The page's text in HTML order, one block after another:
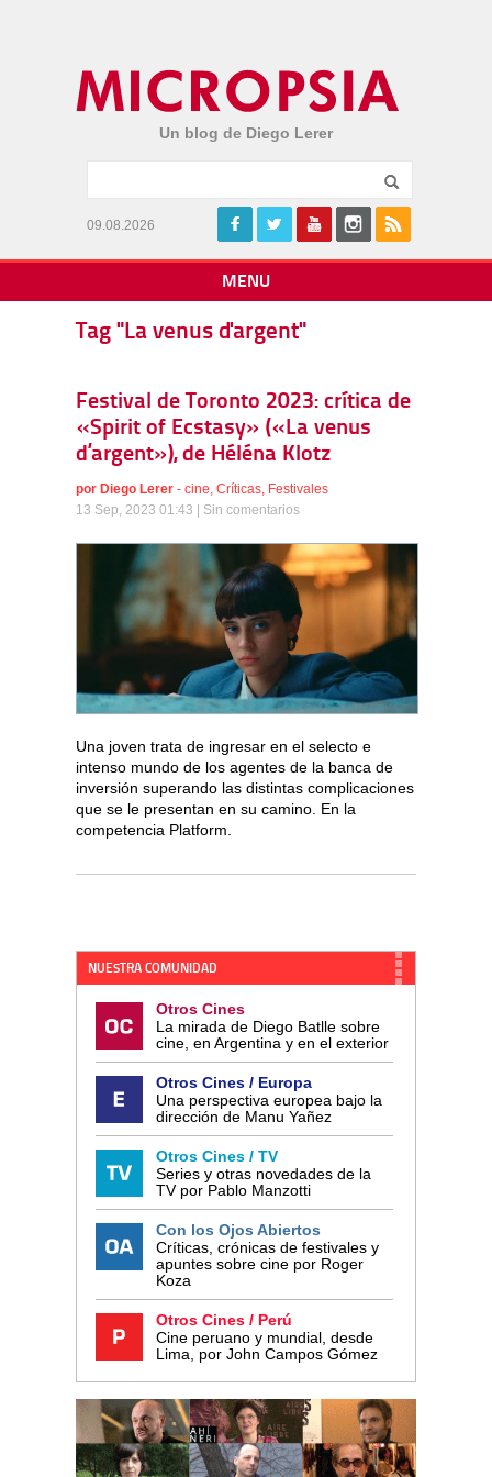
Un blog de Diego Lerer
09.08.2026
MENU
Tag "La venus d'argent"
Festival de Toronto 2023: crítica de
«Spirit of Ecstasy» («La venus
d’argent»), de Héléna Klotz
por Diego Lerer - cine, Críticas, Festivales
13 Sep, 2023 01:43 | Sin comentarios
Una joven trata de ingresar en el selecto e
intenso mundo de los agentes de la banca de
inversión superando las distintas complicaciones
que se le presentan en su camino. En la
competencia Platform.
NUESTRA COMUNIDAD
Otros Cines
La mirada de Diego Batlle sobre
cine, en Argentina y en el exterior
Otros Cines / Europa
Una perspectiva europea bajo la
dirección de Manu Yañez
Otros Cines / TV
Series y otras novedades de la
TV por Pablo Manzotti
Con los Ojos Abiertos
Críticas, crónicas de festivales y
apuntes sobre cine por Roger
Koza
Otros Cines / Perú
Cine peruano y mundial, desde
Lima, por John Campos Gómez